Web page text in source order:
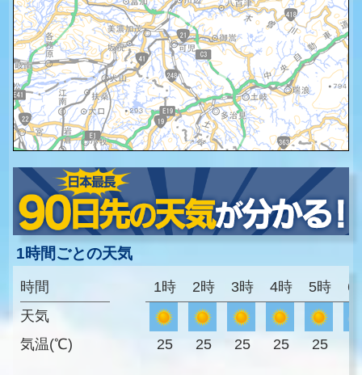
1時間ごとの天気
時間
天気
気温(℃)
1時 2時 3時 4時 5時 6
25 25 25 25 25